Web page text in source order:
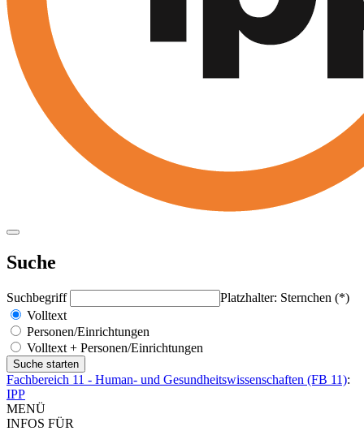
Suche
Suchbegriff
Platzhalter: Sternchen (*)
Volltext
Personen/Einrichtungen
Volltext + Personen/Einrichtungen
Fachbereich 11 - Human- und Gesundheitswissenschaften (FB 11):
IPP
MENÜ
INFOS FÜR